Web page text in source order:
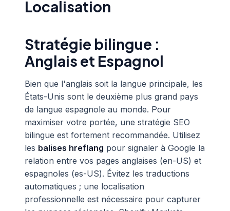
Localisation
Stratégie bilingue :
Anglais et Espagnol
Bien que l'anglais soit la langue principale, les
États-Unis sont le deuxième plus grand pays
de langue espagnole au monde. Pour
maximiser votre portée, une stratégie SEO
bilingue est fortement recommandée. Utilisez
les balises hreflang pour signaler à Google la
relation entre vos pages anglaises (en-US) et
espagnoles (es-US). Évitez les traductions
automatiques ; une localisation
professionnelle est nécessaire pour capturer